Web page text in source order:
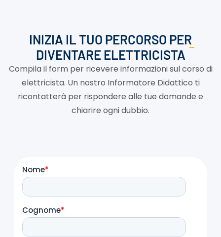
INIZIA IL TUO PERCORSO PER
DIVENTARE ELETTRICISTA
Compila il form per ricevere informazioni sul corso di
elettricista. Un nostro Informatore Didattico ti
ricontatterà per rispondere alle tue domande e
chiarire ogni dubbio.